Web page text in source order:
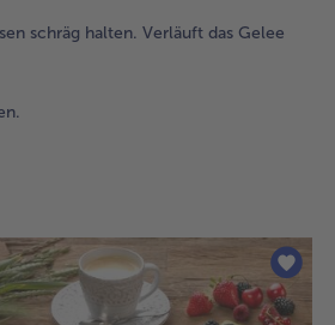
schräg halten. Verläuft das Gelee